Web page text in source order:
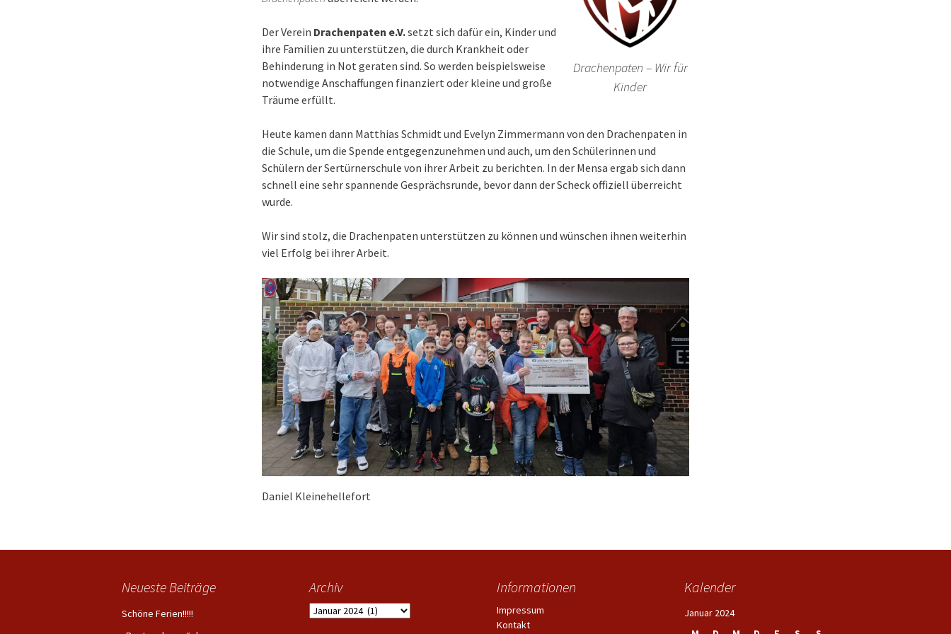
Drachenpaten – Wir für
Kinder
Der Verein Drachenpaten e.V.setzt sich dafür ein, Kinder und
ihre Familien zu unterstützen, die durch Krankheit oder
Behinderung in Not geraten sind. So werden beispielsweise
notwendige Anschaffungen finanziert oder kleine und große
Träume erfüllt.
Heute kamen dann Matthias Schmidt und Evelyn Zimmermann von den Drachenpaten in
die Schule, um die Spende entgegenzunehmen und auch, um den Schülerinnen und
Schülern der Sertürnerschule von ihrer Arbeit zu berichten. In der Mensa ergab sich dann
schnell eine sehr spannende Gesprächsrunde, bevor dann der Scheck offiziell überreicht
wurde.
Wir sind stolz, die Drachenpaten unterstützen zu können und wünschen ihnen weiterhin
viel Erfolg bei ihrer Arbeit.
Daniel Kleinehellefort
Neueste Beiträge
Schöne Ferien!!!!!
Archiv
Archiv
Informationen
Impressum
Kontakt
Kalender
Januar 2024